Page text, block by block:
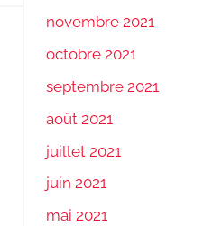
novembre 2021
octobre 2021
septembre 2021
août 2021
juillet 2021
juin 2021
mai 2021